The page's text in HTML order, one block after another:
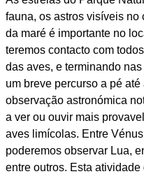
fauna, os astros visíveis no
da maré é importante no
teremos contacto com
das aves, e terminando
um breve percurso a pé
observação astronómica
a ver ou ouvir mais
aves limícolas. Entre
poderemos observar Lua,
entre outros. Esta